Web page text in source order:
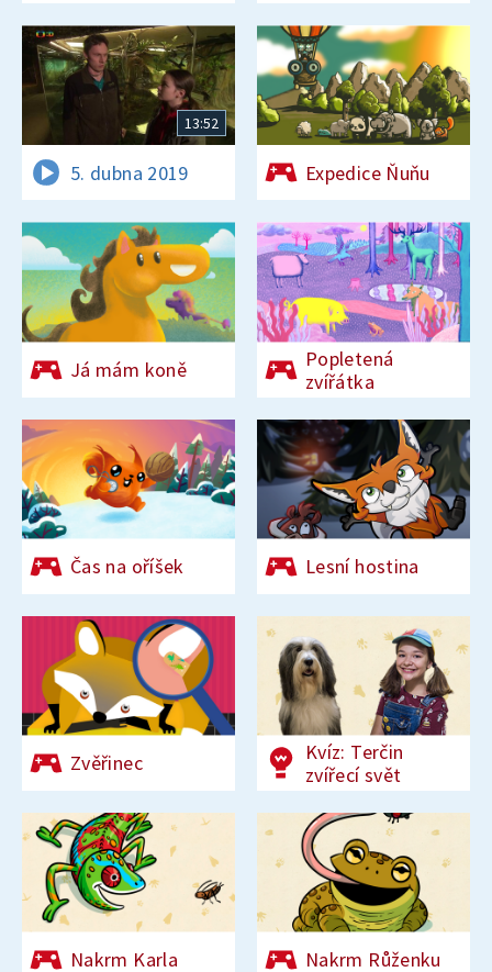
13:52
5. dubna 2019 Expedice Ňuňu
Já mám koně
Popletená
zvířátka
Čas na oříšek Lesní hostina
Zvěřinec
Kvíz: Terčin
zvířecí svět
Nakrm Karla Nakrm Růženku